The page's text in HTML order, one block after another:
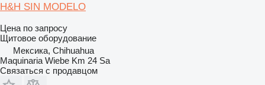
H&H SIN MODELO
Цена по запросу
Щитовое оборудование
Мексика, Chihuahua
Maquinaria Wiebe Km 24 Sa
Связаться с продавцом